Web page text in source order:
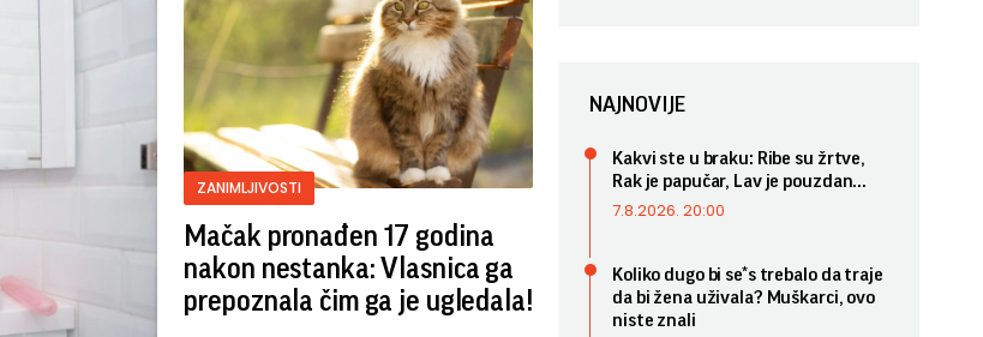
ZANIMLJIVOSTI
Mačak pronađen 17 godina
nakon nestanka: Vlasnica ga
prepoznala čim ga je ugledala!
NAJNOVIJE
Kakvi ste u braku: Ribe su žrtve,
Rak je papučar, Lav je pouzdan...
7.8.2026. 20:00
Koliko dugo bi se*s trebalo da traje
da bi žena uživala? Muškarci, ovo
niste znali